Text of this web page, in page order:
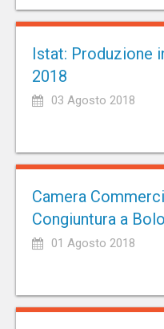
Istat: Produzione
2018
03 Agosto 2018
Camera
Congiuntura a
01 Agosto 2018